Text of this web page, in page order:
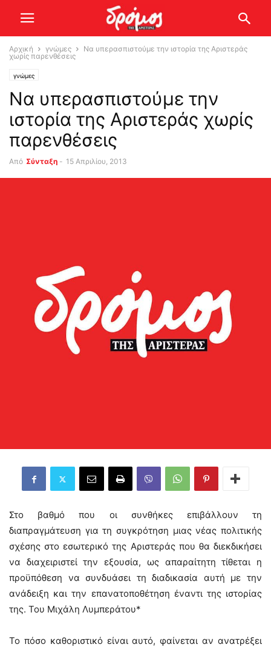
Αρχική γνώμες
Να υπερασπιστούμε την ιστορία της Αριστεράς
χωρίς παρενθέσεις
γνώμες
Να υπερασπιστούμε την
ιστορία της Αριστεράς χωρίς
παρενθέσεις
Από Σύνταξη - 15 Απριλίου, 2013
Στο βαθμό που οι συνθήκες επιβάλλουν τη
διαπραγμάτευση για τη συγκρότηση μιας νέας πολιτικής
σχέσης στο εσωτερικό της Αριστεράς που θα διεκδικήσει
να διαχειριστεί την εξουσία, ως απαραίτητη τίθεται η
προϋπόθεση να συνδυάσει τη διαδικασία αυτή με την
ανάδειξη και την επανατοποθέτηση έναντι της ιστορίας
της. Του Μιχάλη Λυμπεράτου*
Το πόσο καθοριστικό είναι αυτό, φαίνεται αν ανατρέξει